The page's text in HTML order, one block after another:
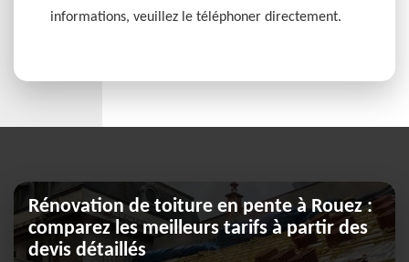
informations, veuillez le téléphoner directement.
Rénovation de toiture en pente à Rouez :
comparez les meilleurs tarifs à partir des
devis détaillés